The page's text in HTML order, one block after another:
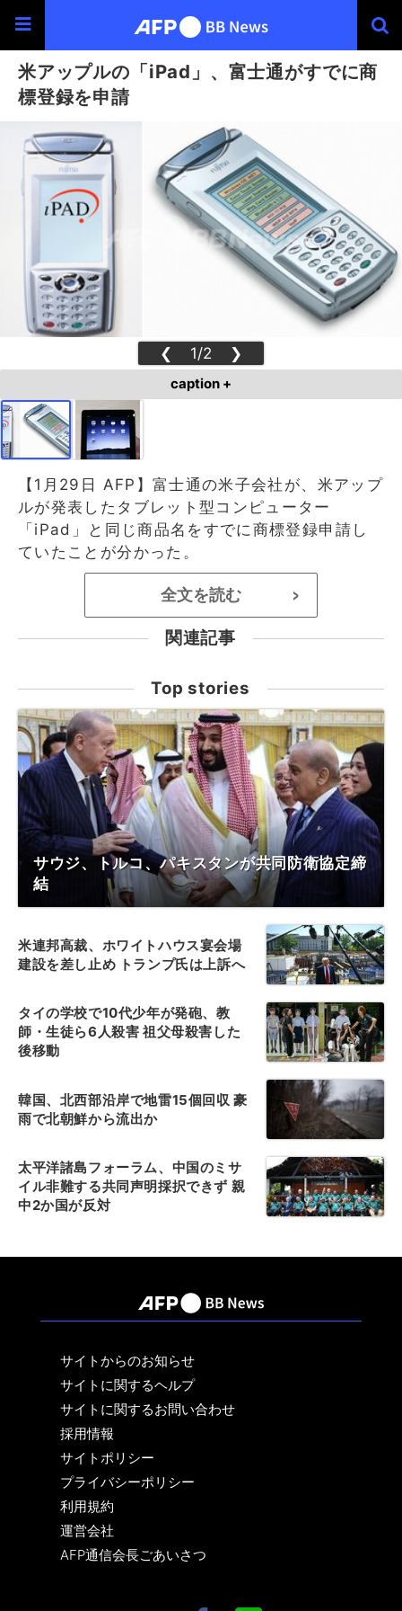
米アップルの「iPad」、富士通がすでに商
標登録を申請
❮ 1/2 ❯
caption +
【1月29日 AFP】富士通の米子会社が、米アップ
ルが発表したタブレット型コンピューター
「iPad」と同じ商品名をすでに商標登録申請し
ていたことが分かった。
全文を読む >
関連記事
Top stories
サウジ、トルコ、パキスタンが共同防衛協定締
結
米連邦高裁、ホワイトハウス宴会場
建設を差し止め トランプ氏は上訴へ
タイの学校で10代少年が発砲、教
師・生徒ら6人殺害 祖父母殺害した
後移動
韓国、北西部沿岸で地雷15個回収 豪
雨で北朝鮮から流出か
太平洋諸島フォーラム、中国のミサ
イル非難する共同声明採択できず 親
中2か国が反対
サイトからのお知らせ
サイトに関するヘルプ
サイトに関するお問い合わせ
採用情報
サイトポリシー
プライバシーポリシー
利用規約
運営会社
AFP通信会長ごあいさつ